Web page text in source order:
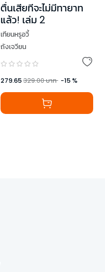
ตื่นเสียทีจะไม่มีทายาท
แล้ว! เล่ม 2
เทียนหรูอวี้
ถังเจวียน
279.65329.00บาท -15 %